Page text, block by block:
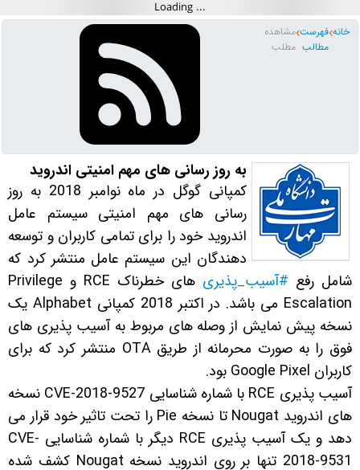
خانه فهرست
مطالب
مشاهده
مطلب
به روز رسانی های مهم امنیتی اندروید
کمپانی گوگل در ماه نوامبر 2018 به روز
رسانی های مهم امنیتی سیستم عامل
اندروید خود را برای تمامی کاربران و توسعه
دهندگان این سیستم عامل منتشر کرد که
شامل رفع #‫آسیب_پذیری
های خطرناک RCE و Privilege
Escalation می باشد. در اکتبر 2018 کمپانی Alphabet یک
نسخه پیش نمایش از وصله های مربوط به آسیب پذیری های
فوق را به صورت محرمانه از طریق OTA منتشر کرد که برای
کاربران Google Pixel بود.
آسیب پذیری RCE با شماره شناسایی CVE-2018-9527 نسخه
های اندروید Nougat تا نسخه Pie را تحت تاثیر خود قرار می
دهد و یک آسیب پذیری RCE دیگر با شماره شناسایی CVE-
2018-9531 تنها بر روی اندروید نسخه Nougat کشف شده